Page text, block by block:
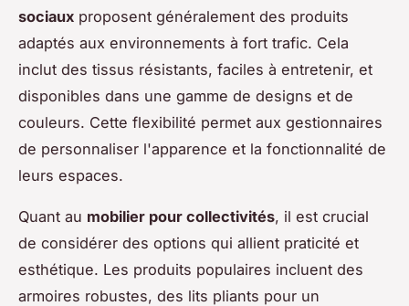
sociaux proposent généralement des produits
adaptés aux environnements à fort trafic. Cela
inclut des tissus résistants, faciles à entretenir, et
disponibles dans une gamme de designs et de
couleurs. Cette flexibilité permet aux gestionnaires
de personnaliser l'apparence et la fonctionnalité de
leurs espaces.
Quant au mobilier pour collectivités, il est crucial
de considérer des options qui allient praticité et
esthétique. Les produits populaires incluent des
armoires robustes, des lits pliants pour un